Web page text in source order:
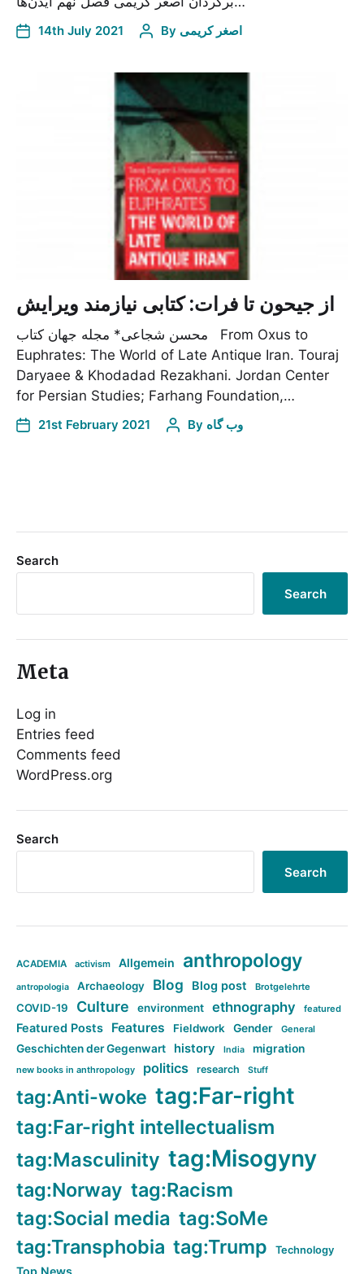
14th July 2021 By اصغر کریمی
از جیحون تا فرات: کتابی نیازمند ویرایش
محسن شجاعی* مجله جهان کتاب From Oxus to
Euphrates: The World of Late Antique Iran. Touraj
Daryaee & Khodadad Rezakhani. Jordan Center
for Persian Studies; Farhang Foundation,…
21st February 2021 By وب گاه
Search
Search
Meta
Log in
Entries feed
Comments feed
WordPress.org
Search
Search
ACADEMIA activism Allgemein anthropology
antropologia Archaeology Blog Blog post Brotgelehrte
COVID-19 Culture environment ethnography featured
Featured Posts Features Fieldwork Gender General
Geschichten der Gegenwart history India migration
new books in anthropology politics research Stuff
tag:Anti-woke tag:Far-right
tag:Far-right intellectualism
tag:Masculinity tag:Misogyny
tag:Norway tag:Racism
tag:Social media tag:SoMe
tag:Transphobia tag:Trump Technology
Top News